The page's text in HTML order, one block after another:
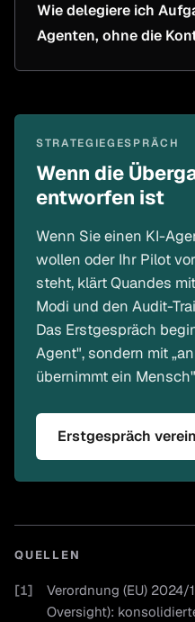
Wie delegiere ich
Agenten, ohne die
STRATEGIEGESPRÄCH
Wenn die
entworfen ist
Wenn Sie einen KI-
wollen oder Ihr Pilot
steht, klärt Quandes
Modi und den Audit-
Das Erstgespräch
Agent", sondern mit
übernimmt ein
Erstgespräch
QUELLEN
[1]
Verordnung (EU) 2024/
Oversight):